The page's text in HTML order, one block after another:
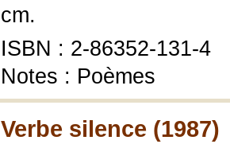
cm.
ISBN : 2-86352-131-4
Notes : Poèmes
Verbe silence (1987)